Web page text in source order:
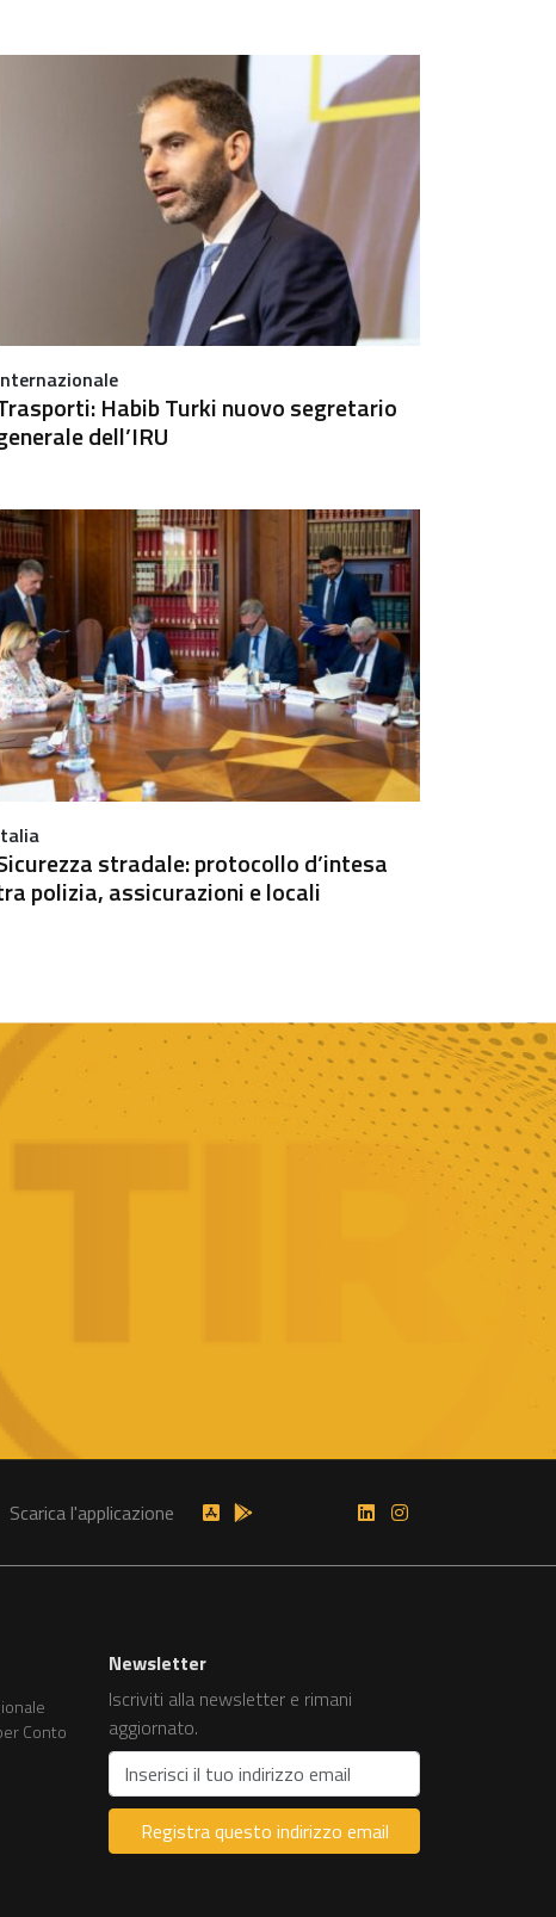
Habib Turki nuovo segretario
dell’IRU
stradale: protocollo d’intesa
polizia, assicurazioni e locali
Scarica l'applicazione
Conto
Newsletter
Iscriviti alla newsletter e rimani
aggiornato.
Registra questo indirizzo email